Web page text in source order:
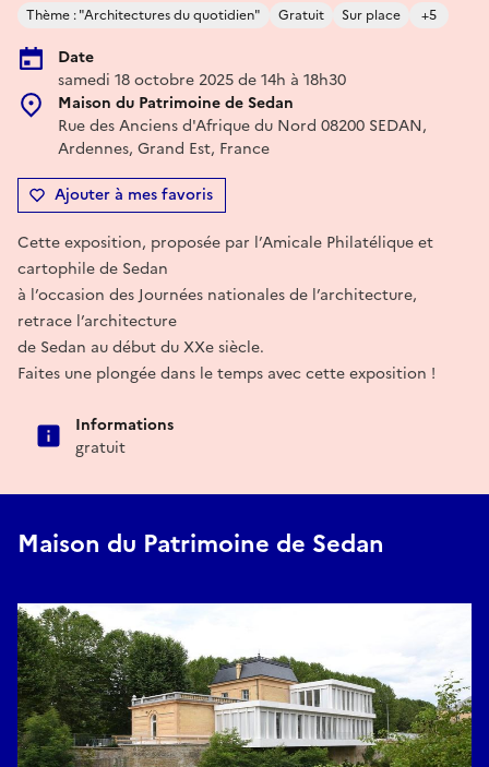
Thème : "Architectures du quotidien" Gratuit Sur place +5
Date
samedi 18 octobre 2025 de 14h à 18h30
Maison du Patrimoine de Sedan
Rue des Anciens d'Afrique du Nord 08200 SEDAN,
Ardennes, Grand Est, France
Ajouter à mes favoris
Cette exposition, proposée par l’Amicale Philatélique et
cartophile de Sedan
à l’occasion des Journées nationales de l’architecture,
retrace l’architecture
de Sedan au début du XXe siècle.
Faites une plongée dans le temps avec cette exposition !
Informations
gratuit
Maison du Patrimoine de Sedan